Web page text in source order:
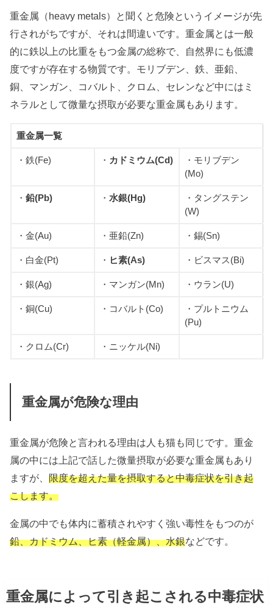
重金属（heavy metals）と聞くと危険というイメージが先
行されがちですが、それは間違いです。重金属とは一般
的に鉄以上の比重をもつ金属の総称で、自然界にも低濃
度ですが存在する物質です。モリブデン、鉄、亜鉛、
銅、マンガン、コバルト、クロム、セレンなど中にはミ
ネラルとして微量な摂取が必要な重金属もあります。
重金属一覧
・鉄(Fe) ・ カドミウム(Cd)
・モリブデン
(Mo)
・ 鉛(Pb) ・ 水銀(Hg)
・タングステン
(W)
・金(Au) ・亜鉛(Zn) ・錫(Sn)
・白金(Pt) ・ ヒ素(As) ・ビスマス(Bi)
・銀(Ag) ・マンガン(Mn) ・ウラン(U)
・銅(Cu) ・コバルト(Co)
・プルトニウム
(Pu)
・クロム(Cr) ・ニッケル(Ni)
重金属が危険な理由
重金属が危険と言われる理由は人も猫も同じです。重金
属の中には上記で話した微量摂取が必要な重金属もあり
ますが、限度を超えた量を摂取すると中毒症状を引き起
こします。
金属の中でも体内に蓄積されやすく強い毒性をもつのが
鉛、カドミウム、ヒ素（軽金属）、水銀などです。
重金属によって引き起こされる中毒症状